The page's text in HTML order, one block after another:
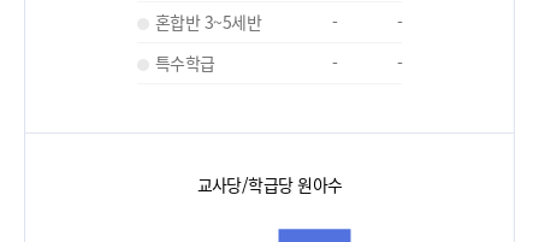
혼합반 3~5세반
-
-
특수학급
- -
교사당/학급당 원아수